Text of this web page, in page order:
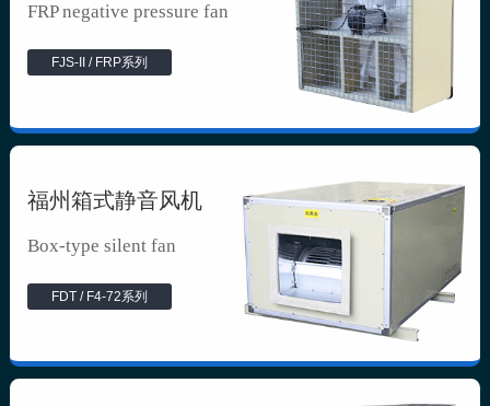
FRP negative pressure fan
FJS-II / FRP系列
福州箱式静音风机
Box-type silent fan
FDT / F4-72系列